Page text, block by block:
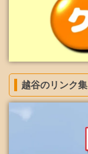
越谷のリンク集